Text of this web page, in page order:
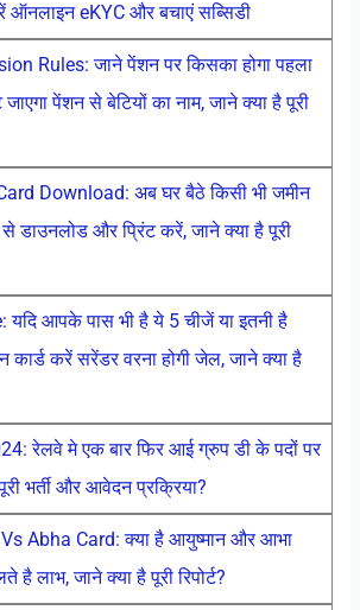
eKYC और बचाएं सब्सिडी
Rules: जाने पेंशन पर किसका होगा पहला
पेंशन से बेटियों का नाम, जाने क्या है पूरी
Download: अब घर बैठे किसी भी जमीन
से डाउनलोड और प्रिंट करें, जाने क्या है पूरी
यदि आपके पास भी है ये 5 चीजें या इतनी है
कार्ड करें सरेंडर वरना होगी जेल, जाने क्या है
रेलवे मे एक बार फिर आई ग्रुप डी के पदों पर
भर्ती और आवेदन प्रक्रिया?
Abha Card: क्या है आयुष्मान और आभा
है लाभ, जाने क्या है पूरी रिपोर्ट?